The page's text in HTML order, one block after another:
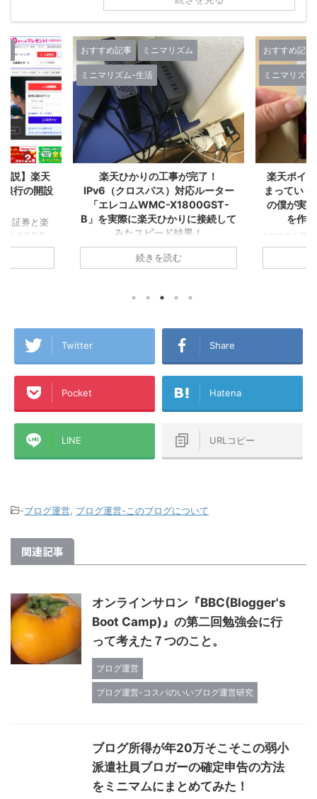
説】楽天
行の開設
証券と楽
らWEB申
的はつみ
せることが
これから楽
もうとして
のキャプチ
たいと思い
おすすめ記事 ミニマリズム
ミニマリズム-生活
楽天ひかりの工事が完了！
IPv6（クロスパス）対応ルーター
「エレコムWMC-X1800GST-
B」を実際に楽天ひかりに接続して
みたスピード結果！
▼楽天モバイル使う方ならおうちの
Wi-Fiは楽天ひかり！集合住宅は税込
楽天ひかりに切り替えたA1理論で
す！ちなみに昔のアパートで使ってい
TV（新宿ケーブル）で、このアパー
トに来てからはauひかり
→WiMAX→WiMAX2+→楽天ひかりテ
ザリング→楽天ひかり（マンションタ
イプ・光配線方式）です ...
続きを読む
おすすめ記事
ミニマリズ
楽天ポイ
まってい
の僕が実
を作
2021年5月
ていくこと
も含めた『
ラに分散し
Twitter Share
Pocket Hatena
LINE URLコピー
-ブログ運営 ブログ運営-このブログについて
関連記事
オンラインサロン『BBC(Blogger's
Boot Camp)』の第二回勉強会に行
って考えた７つのこと。
ブログ運営
ブログ運営-コスパのいいブログ運営研究
ブログ所得が年20万そこそこの弱小
派遣社員ブロガーの確定申告の方法
をミニマムにまとめてみた！